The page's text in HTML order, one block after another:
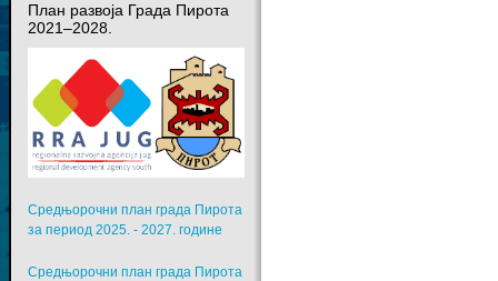
План развоја Града Пирота
2021–2028.
Средњорочни план града Пирота
за период 2025. - 2027. године
Средњорочни план града Пирота